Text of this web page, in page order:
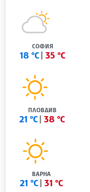
СОФИЯ
18 °C 35 °C
ПЛОВДИВ
21 °C 38 °C
ВАРНА
21 °C 31 °C